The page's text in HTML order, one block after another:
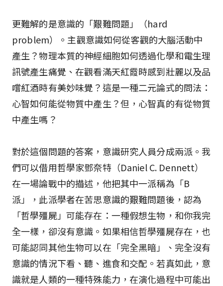
更難解的是意識的「艱難問題」（hard
problem）。主觀意識如何從客觀的大腦活動中
產生？物理本質的神經細胞如何透過化學和電生理
訊號產生痛覺、在觀看滿天紅霞時感到壯麗以及品
嚐紅酒時有美妙味覺？這是一種二元論式的問法：
心智如何能從物質中產生？但，心智真的有從物質
中產生嗎？
對於這個問題的答案，意識研究人員分成兩派。我
們可以借用哲學家鄧奈特（Daniel C. Dennett）
在一場論戰中的描述，他把其中一派稱為「B
派」，此派學者在苦思意識的艱難問題後，認為
「哲學殭屍」可能存在：一種假想生物，和你我完
全一樣，卻沒有意識。如果相信哲學殭屍存在，也
可能認同其他生物可以在「完全黑暗」、完全沒有
意識的情況下看、聽、進食和交配。若真如此，意
識就是人類的一種特殊能力，在演化過程中可能出